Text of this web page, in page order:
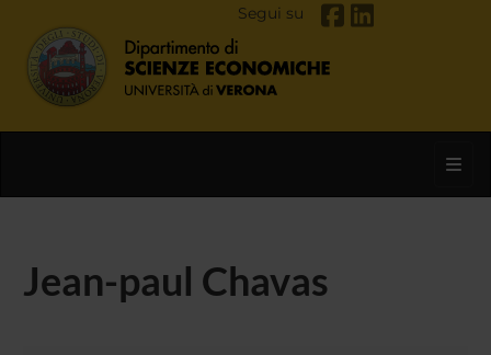
Segui su
Jean-paul Chavas